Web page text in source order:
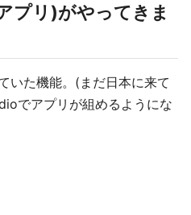
リ)がやってきま
いた機能。(まだ日本に来て
でアプリが組めるようにな